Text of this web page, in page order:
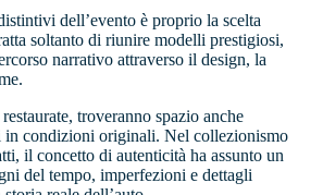
dell’evento è proprio la scelta
soltanto di riunire modelli prestigiosi,
narrativo attraverso il design, la
troveranno spazio anche
in condizioni originali. Nel collezionismo
il concetto di autenticità ha assunto un
del tempo, imperfezioni e dettagli